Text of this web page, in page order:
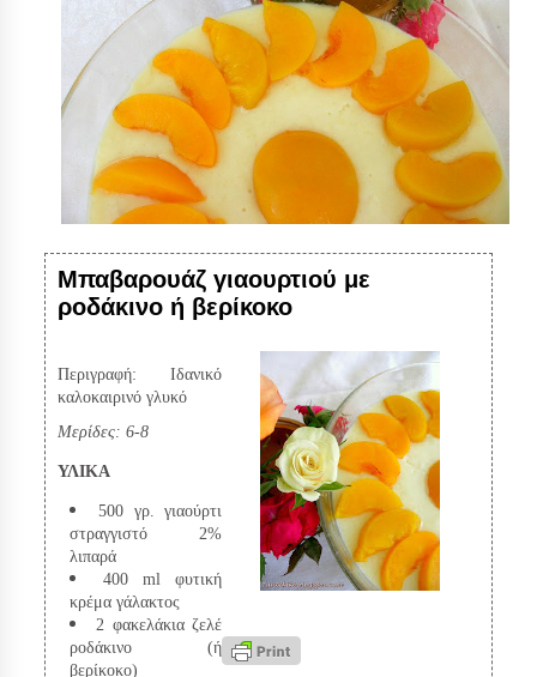
Μπαβαρουάζ γιαουρτιού με
ροδάκινο ή βερίκοκο
Περιγραφή: Ιδανικό
καλοκαιρινό γλυκό
Μερίδες: 6-8
ΥΛΙΚΑ
500 γρ. γιαούρτι
στραγγιστό 2%
λιπαρά
400 ml φυτική
κρέμα γάλακτος
2 φακελάκια ζελέ
ροδάκινο (ή
βερίκοκο)